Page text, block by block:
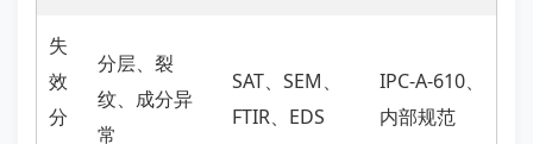
失
效
分
分层、裂
纹、成分异
常
SAT、SEM、
FTIR、EDS
IPC-A-610、
内部规范